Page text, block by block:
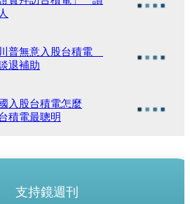
普無意入股台積電
退補助
入股台積電怎麼
積電最聰明
支持鏡週刊